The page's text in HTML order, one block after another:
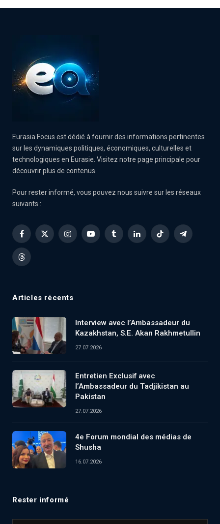
Eurasia Focus est dédié à fournir des informations pertinentes
sur les dynamiques politiques, économiques, culturelles et
technologiques en Eurasie. Visitez notre page principale pour
découvrir plus de contenus.
Pour rester informé, vous pouvez nous suivre sur les réseaux
suivants :
Facebook
X
InstagramYouTubeTumblrLinkedInTikTok Telegram
Threads
Articles récents
Interview avec l’Ambassadeur du
Kazakhstan, S.E. Akan Rakhmetullin
27.07.2026
Entretien Exclusif avec
l’Ambassadeur du Tadjikistan au
Pakistan
27.07.2026
4e Forum mondial des médias de
Shusha
16.07.2026
Rester informé